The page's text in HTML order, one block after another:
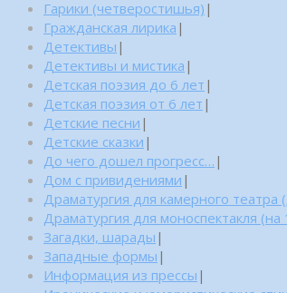
Гарики (четверостишья) |
Гражданская лирика |
Детективы |
Детективы и мистика |
Детская поэзия до 6 лет |
Детская поэзия от 6 лет |
Детские песни |
Детские сказки |
До чего дошел прогресс… |
Дом с привидениями |
Драматургия для камерного театра
Драматургия для моноспектакля (на
Загадки, шарады |
Западные формы |
Информация из прессы |